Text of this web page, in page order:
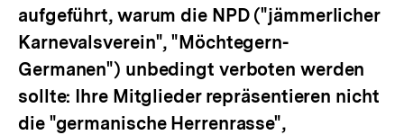
aufgeführt, warum die NPD ("jämmerlicher
Karnevalsverein", "Möchtegern-
Germanen") unbedingt verboten werden
sollte: Ihre Mitglieder repräsentieren nicht
die "germanische Herrenrasse",